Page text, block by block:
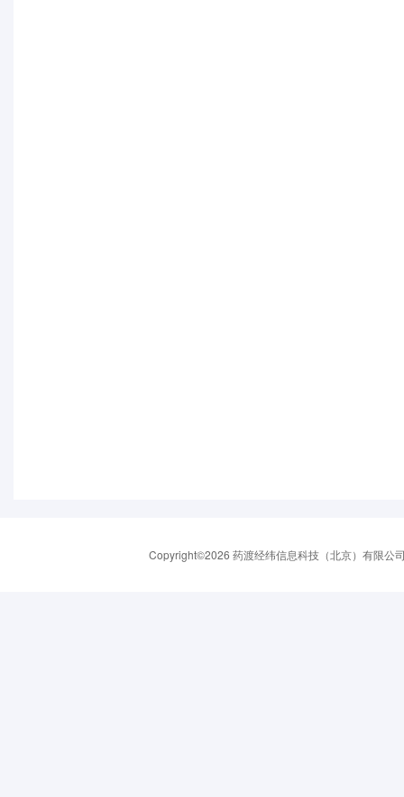
Copyright©2026 药渡经纬信息科技（北京）有限公